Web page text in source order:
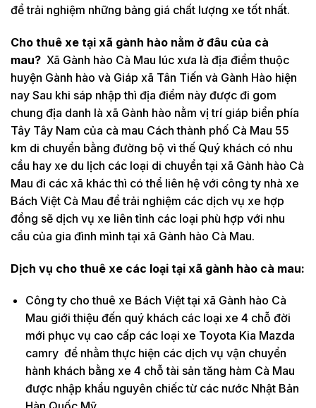
để trải nghiệm những bảng giá chất lượng xe tốt nhất.
Cho thuê xe tại xã gành hào nằm ở đâu của cà
mau? Xã Gành hào Cà Mau lúc xưa là địa điểm thuộc
huyện Gành hào và Giáp xã Tân Tiến và Gành Hào hiện
nay Sau khi sáp nhập thì địa điểm này được đi gom
chung địa danh là xã Gành hào nằm vị trí giáp biển phía
Tây Tây Nam của cà mau Cách thành phố Cà Mau 55
km di chuyển bằng đường bộ vì thế Quý khách có nhu
cầu hay xe du lịch các loại di chuyển tại xã Gành hào Cà
Mau đi các xã khác thì có thể liên hệ với công ty nhà xe
Bách Việt Cà Mau để trải nghiệm các dịch vụ xe hợp
đồng sẽ dịch vụ xe liên tỉnh các loại phù hợp với nhu
cầu của gia đình mình tại xã Gành hào Cà Mau.
Dịch vụ cho thuê xe các loại tại xã gành hào cà mau:
Công ty cho thuê xe Bách Việt tại xã Gành hào Cà
Mau giới thiệu đến quý khách các loại xe 4 chỗ đời
mới phục vụ cao cấp các loại xe Toyota Kia Mazda
camry để nhằm thực hiện các dịch vụ vận chuyển
hành khách bằng xe 4 chỗ tài sản tăng hàm Cà Mau
được nhập khẩu nguyên chiếc từ các nước Nhật Bản